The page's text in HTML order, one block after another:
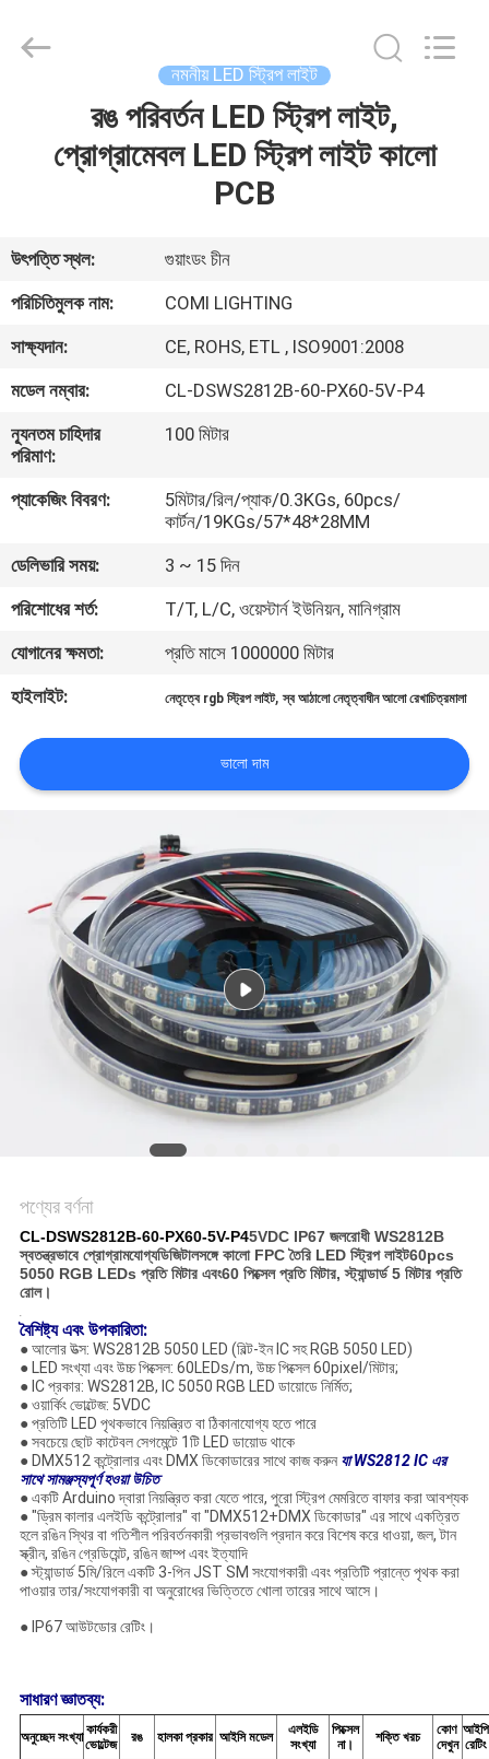
আমাদের
সম্পর্কে
কারখানা
ভ্রমণ
নিয়ন্ত্রণ
করুন
খবর
মামলা
গোপনীয়তা
LIGHTING
LIMITED.
নমনীয় LED স্ট্রিপ লাইট
রঙ পরিবর্তন LED স্ট্রিপ লাইট,
প্রোগ্রামেবল LED স্ট্রিপ লাইট কালো
PCB
উৎপত্তি স্থল:
গুয়াংডং চীন
পরিচিতিমুলক নাম:
COMI LIGHTING
সাক্ষ্যদান:
CE, ROHS, ETL , ISO9001:2008
মডেল নম্বার:
CL-DSWS2812B-60-PX60-5V-P4
ন্যূনতম চাহিদার
পরিমাণ:
100 মিটার
প্যাকেজিং বিবরণ:
5মিটার/রিল/প্যাক/0.3KGs, 60pcs/
কার্টন/19KGs/57*48*28MM
ডেলিভারি সময়:
3 ~ 15 দিন
পরিশোধের শর্ত:
T/T, L/C, ওয়েস্টার্ন ইউনিয়ন, মানিগ্রাম
যোগানের ক্ষমতা:
প্রতি মাসে 1000000 মিটার
হাইলাইট:
নেতৃত্বে rgb স্ট্রিপ লাইট,স্ব আঠালো নেতৃত্বাধীন আলো রেখাচিত্রমালা
ভালো দাম
পণ্যের বর্ণনা
CL-DSWS2812B-60-PX60-5V-P45VDC IP67 জলরোধী WS2812B
স্বতন্ত্রভাবে প্রোগ্রামযোগ্যডিজিটালসঙ্গে কালো FPC তৈরি LED স্ট্রিপ লাইট60pcs
5050 RGB LEDs প্রতি মিটার এবং60 পিক্সেল প্রতি মিটার, স্ট্যান্ডার্ড 5 মিটার প্রতি
রোল।
.
বৈশিষ্ট্য এবং উপকারিতা:
● আলোর উত্স: WS2812B 5050 LED (বিল্ট-ইন IC সহ RGB 5050 LED)
● LED সংখ্যা এবং উচ্চ পিক্সেল: 60LEDs/m, উচ্চ পিক্সেল 60pixel/মিটার;
● IC প্রকার: WS2812B, IC 5050 RGB LED ডায়োডে নির্মিত;
● ওয়ার্কিং ভোল্টেজ: 5VDC
● প্রতিটি LED পৃথকভাবে নিয়ন্ত্রিত বা ঠিকানাযোগ্য হতে পারে
● সবচেয়ে ছোট কাটেবল সেগমেন্টে 1টি LED ডায়োড থাকে
● DMX512 কন্ট্রোলার এবং DMX ডিকোডারের সাথে কাজ করুন যা WS2812 IC এর
সাথে সামঞ্জস্যপূর্ণ হওয়া উচিত
● একটি Arduino দ্বারা নিয়ন্ত্রিত করা যেতে পারে, পুরো স্ট্রিপ মেমরিতে বাফার করা আবশ্যক
● "ড্রিম কালার এলইডি কন্ট্রোলার" বা "DMX512+DMX ডিকোডার" এর সাথে একত্রিত
হলে রঙিন স্থির বা গতিশীল পরিবর্তনকারী প্রভাবগুলি প্রদান করে বিশেষ করে ধাওয়া, জল, টান
স্ক্রীন, রঙিন গ্রেডিয়েন্ট, রঙিন জাম্প এবং ইত্যাদি
● স্ট্যান্ডার্ড 5মি/রিলে একটি 3-পিন JST SM সংযোগকারী এবং প্রতিটি প্রান্তে পৃথক করা
পাওয়ার তার/সংযোগকারী বা অনুরোধের ভিত্তিতে খোলা তারের সাথে আসে।
● IP67 আউটডোর রেটিং।
সাধারণ জ্ঞাতব্য:
অনুচ্ছেদ সংখ্যা কার্যকরী
ভোল্টেজ
রঙ হালকা প্রকার আইসি মডেল
এলইডি
সংখ্যা
পিক্সেল
না।
শক্তি খরচ
কোণ
দেখুন
আইপি
রেটিং